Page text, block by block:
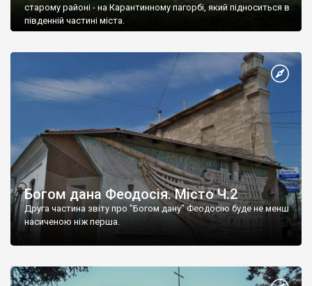
старому районі - на Карантинному пагорбі, який підноситься в
південній частині міста.
Богом дана Феодосія. Місто Ч.2
Друга частина звіту про "Богом дану" Феодосію буде не менш
насиченою ніж перша.